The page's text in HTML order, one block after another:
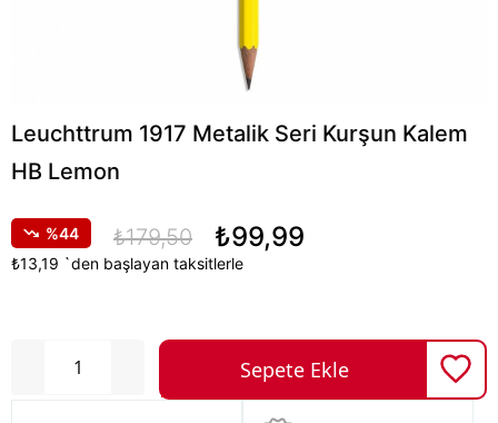
Leuchttrum 1917 Metalik Seri Kurşun Kalem
HB Lemon
44 ₺179,50 ₺99,99
₺13,19 `den başlayan taksitlerle